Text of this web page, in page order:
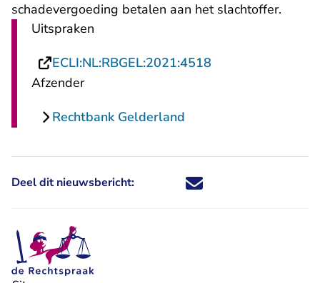
schadevergoeding betalen aan het slachtoffer.
Uitspraken
ECLI:NL:RBGEL:2021:4518
Afzender
Rechtbank Gelderland
Deel dit nieuwsbericht: Deel dit nieuwsbericht via X -
Deel dit nieuwsbericht via
Deel dit nieuwsbericht
Deel dit